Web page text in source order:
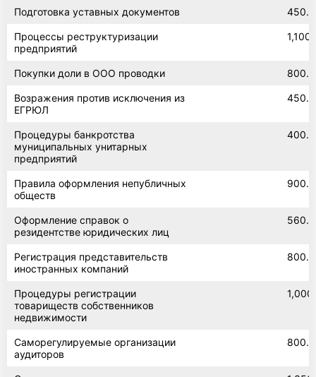
Подготовка уставных документов
Процессы реструктуризации
предприятий
Покупки доли в ООО проводки
Возражения против исключения из
ЕГРЮЛ
Процедуры банкротства
муниципальных унитарных
предприятий
Правила оформления непубличных
обществ
Оформление справок о
резидентстве юридических лиц
Регистрация представительств
иностранных компаний
Процедуры регистрации
товариществ собственников
недвижимости
Саморегулируемые организации
аудиторов